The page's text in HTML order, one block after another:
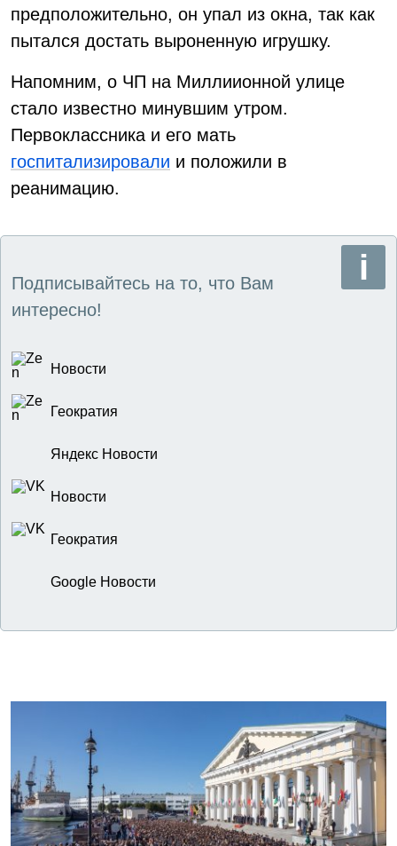
предположительно, он упал из окна, так как
пытался достать выроненную игрушку.
Напомним, о ЧП на Миллиионной улице
стало известно минувшим утром.
Первоклассника и его мать
госпитализировали и положили в
реанимацию.
Подписывайтесь на то, что Вам
интересно!
Новости
Геократия
Яндекс Новости
Новости
Геократия
Google Новости